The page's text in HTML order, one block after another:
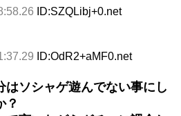
ID:SZQLibj+0.net
ID:OdR2+aMF0.net
はソシャゲ遊んでない事にし
？